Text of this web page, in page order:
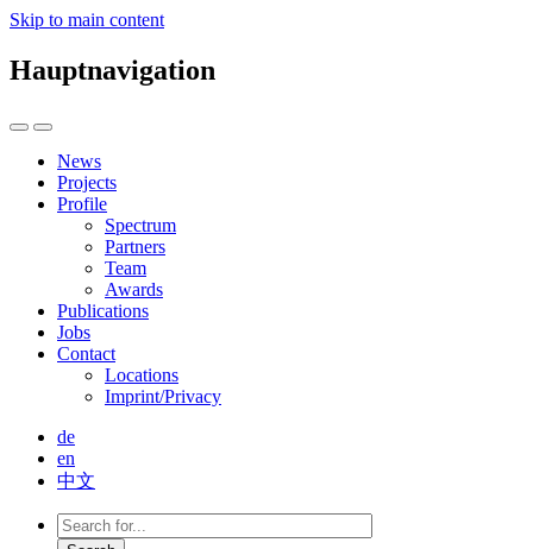
Skip to main content
Hauptnavigation
News
Projects
Profile
Spectrum
Partners
Team
Awards
Publications
Jobs
Contact
Locations
Imprint/Privacy
de
en
中文